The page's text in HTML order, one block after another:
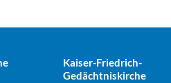
Kaiser-Friedrich-
Gedächtniskirche